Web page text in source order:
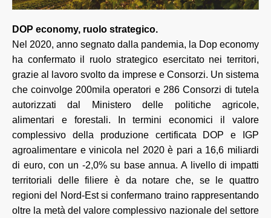
DOP economy, ruolo strategico.
Nel 2020, anno segnato dalla pandemia, la Dop economy
ha confermato il ruolo strategico esercitato nei territori,
grazie al lavoro svolto da imprese e Consorzi. Un sistema
che coinvolge 200mila operatori e 286 Consorzi di tutela
autorizzati dal Ministero delle politiche agricole,
alimentari e forestali. In termini economici il valore
complessivo della produzione certificata DOP e IGP
agroalimentare e vinicola nel 2020 è pari a 16,6 miliardi
di euro, con un -2,0% su base annua. A livello di impatti
territoriali delle filiere è da notare che, se le quattro
regioni del Nord-Est si confermano traino rappresentando
oltre la metà del valore complessivo nazionale del settore